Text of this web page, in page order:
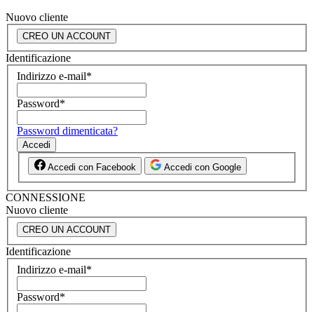
Nuovo cliente
CREO UN ACCOUNT
Identificazione
Indirizzo e-mail*
Password*
Password dimenticata?
Accedi
Accedi con Facebook Accedi con Google
CONNESSIONE
Nuovo cliente
CREO UN ACCOUNT
Identificazione
Indirizzo e-mail*
Password*